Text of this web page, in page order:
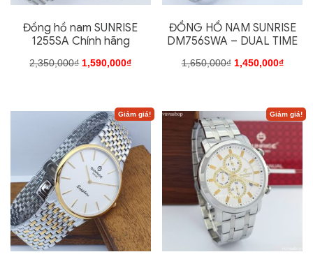
Đồng hồ nam SUNRISE
1255SA Chính hãng
2,350,000₫ Giá
2,350,000₫.
1,590,000₫Giá
là:
1,590,000₫.
này
có
nhiều
biến
thể.
Các
tùy
ĐỒNG HỒ NAM SUNRISE
DM756SWA – DUAL TIME
1,650,000₫ Giá
1,650,000₫.
1,450,000₫Giá
là:
Giảm giá! Giảm giá!